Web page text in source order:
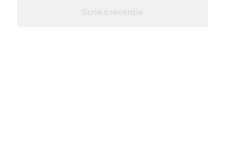
Scrie o recenzie